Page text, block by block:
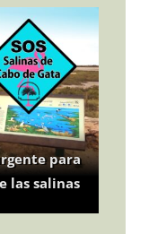
para
las salinas